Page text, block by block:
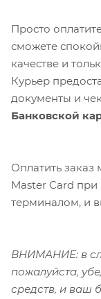
Просто
сможете
качестве и
Курьер
документы и
Банковской
Оплатить
Master Card при
терминалом, и
ВНИМАНИЕ: в
пожалуйста,
средств, и ваш